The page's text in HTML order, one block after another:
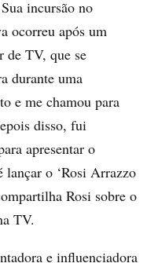
incursão no
ocorreu após um
de TV, que se
durante uma
e me chamou para
disso, fui
apresentar o
lançar o ‘Rosi Arrazzo
Rosi sobre o
TV.
e influenciadora